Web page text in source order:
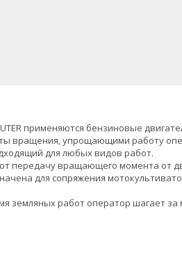
применяются бензиновые
вращения, упрощающими работу
для любых видов работ.
передачу вращающего момента от
для сопряжения
земляных работ оператор шагает